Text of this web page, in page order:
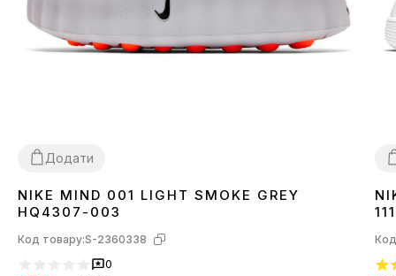
Додати
3738 39 40 41 42 43 4445
NIKE MIND 001 LIGHT SMOKE GREY
HQ4307-003
Код товару:S-2360338
0
111